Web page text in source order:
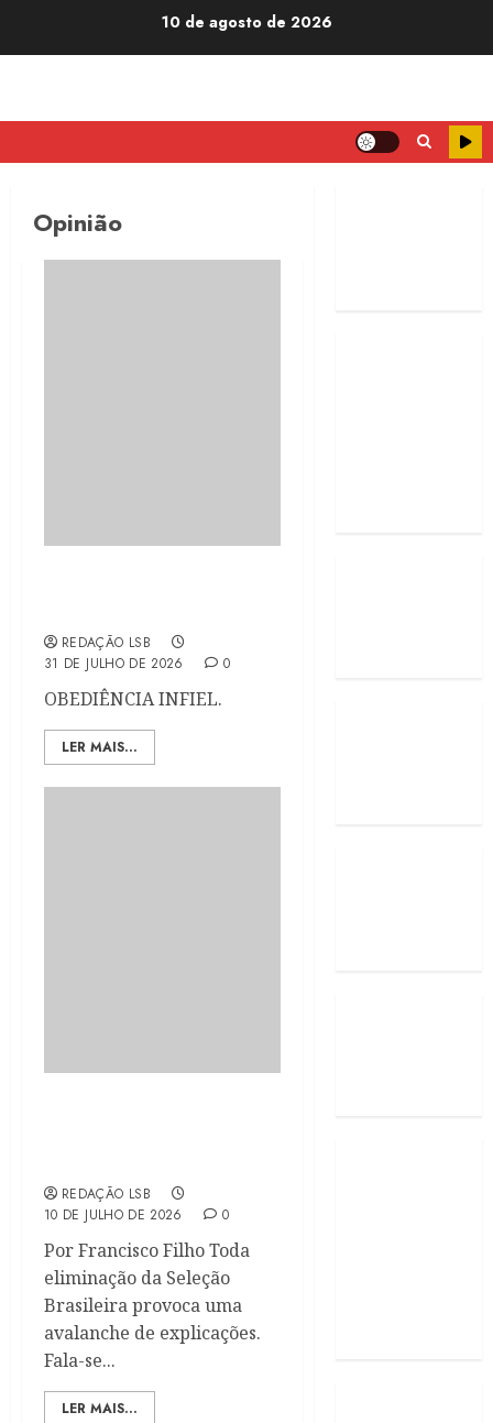
10 de agosto de 2026
Opinião
REDAÇÃO LSB
31 DE JULHO DE 2026
0
OBEDIÊNCIA INFIEL.
LER MAIS...
REDAÇÃO LSB
10 DE JULHO DE 2026
0
Por Francisco Filho Toda
eliminação da Seleção
Brasileira provoca uma
avalanche de explicações.
Fala-se...
LER MAIS...